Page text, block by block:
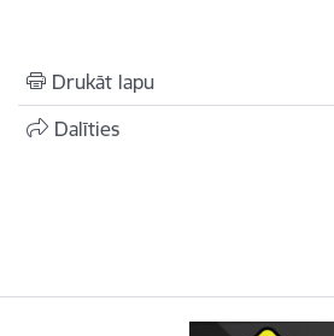
Drukāt lapu
Dalīties